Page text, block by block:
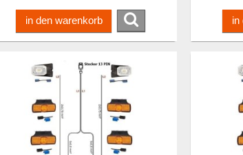
in den warenkorb in